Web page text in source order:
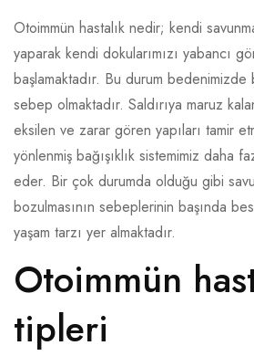
RA DIYET
FONKSIYONEL
ANYTEST GIDA
Otoimmün hastalık nedir; kendi
yaparak kendi dokularımızı yabancı
başlamaktadır. Bu durum bedenimizde
sebep olmaktadır. Saldırıya maruz
eksilen ve zarar gören yapıları tamir
yönlenmiş bağışıklık sistemimiz daha
eder. Bir çok durumda olduğu gibi
bozulmasının sebeplerinin başında
yaşam tarzı yer almaktadır.
Otoimmün
tipleri